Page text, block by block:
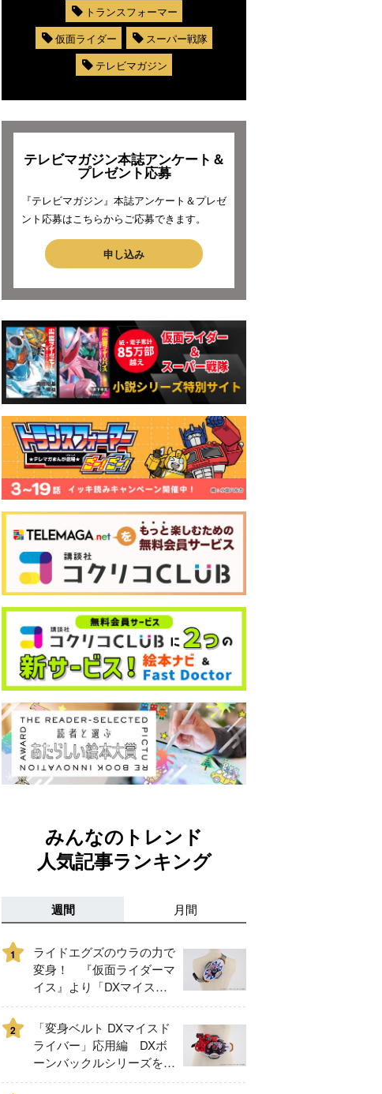
トランスフォーマー
仮面ライダー
スーパー戦隊
テレビマガジン
テレビマガジン本誌アンケート＆
プレゼント応募
『テレビマガジン』本誌アンケート＆プレゼ
ント応募はこちらからご応募できます。
申し込み
みんなのトレンド
人気記事ランキング
週間 月間
1
ライドエグズのウラの力で
変身！ 『仮面ライダーマ
イス』より「DXマイスド
ライバー」＆「DXマイス
エッジ」レビュー！
2
「変身ベルト DXマイスド
ライバー」応用編 DXボ
ーンバックルシリーズをレ
ビュー！